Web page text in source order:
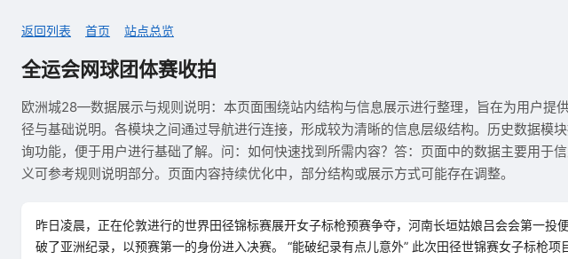
返回列表 首页 站点总览
全运会网球团体赛收拍
欧洲城28—数据展示与规则说明：本页面围绕站内结构与信息展示进行整理，旨在为用户提
径与基础说明。各模块之间通过导航进行连接，形成较为清晰的信息层级结构。历史数据模
询功能，便于用户进行基础了解。问：如何快速找到所需内容？答：页面中的数据主要用于
义可参考规则说明部分。页面内容持续优化中，部分结构或展示方式可能存在调整。
昨日凌晨，正在伦敦进行的世界田径锦标赛展开女子标枪预赛争夺，河南长垣姑娘吕会会第一投
破了亚洲纪录，以预赛第一的身份进入决赛。 “能破纪录有点儿意外” 此次田径世锦赛女子标枪项